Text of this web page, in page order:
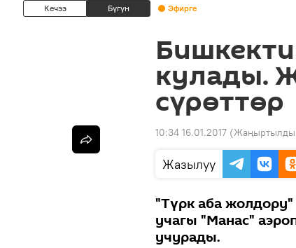
Кечээ Бүгүн Эфирге
кулады.
сүрөттөр
10:34 16.01.2017
Жазылуу
"Түрк аба
учагы "Манас"
учурады.